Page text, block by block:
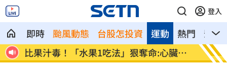
登入
即時 颱風動態 台股怎投資 熱門 影音
運動
殺 比果汁毒！「水果1吃法」狠奪命:心臟驟
停
女律
堆